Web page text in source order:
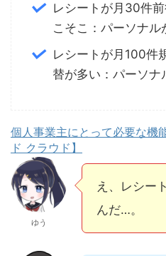
レシートが月30件
こそこ：パーソナル
レシートが月100件
替が多い：パーソナ
個人事業主にとって必要な機
ド クラウド】
ゆう
え、レシー
んだ…。